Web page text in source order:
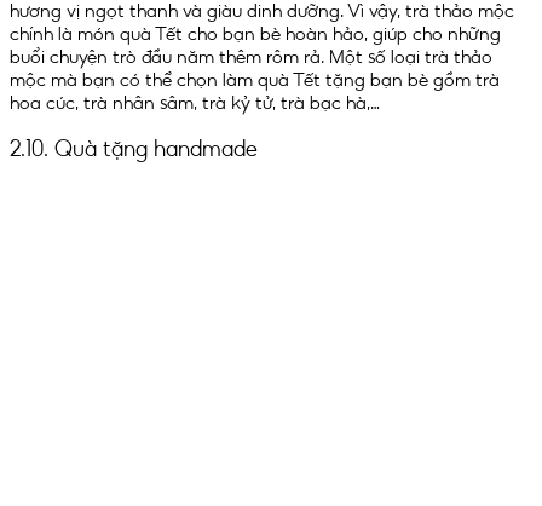
hương vị ngọt thanh và giàu dinh dưỡng. Vì vậy, trà thảo mộc
chính là món quà Tết cho bạn bè hoàn hảo, giúp cho những
buổi chuyện trò đầu năm thêm rôm rả. Một số loại trà thảo
mộc mà bạn có thể chọn làm quà Tết tặng bạn bè gồm trà
hoa cúc, trà nhân sâm, trà kỷ tử, trà bạc hà,…
2.10. Quà tặng handmade